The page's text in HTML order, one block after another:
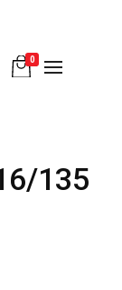
0
135